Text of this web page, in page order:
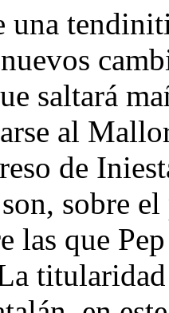
una
saltará
al
de
sobre
las que